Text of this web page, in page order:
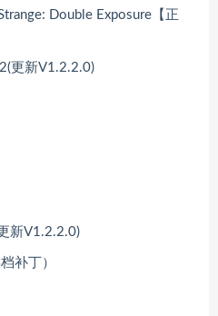
Double Exposure【正
新V1.2.2.0)